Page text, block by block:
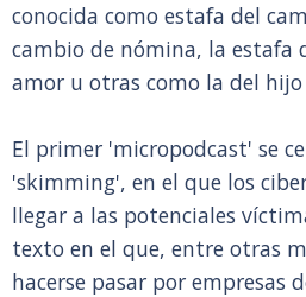
conocida como estafa del
cambio de nómina, la estafa
amor u otras como la del hijo
El primer 'micropodcast' se
'skimming', en el que los
llegar a las potenciales
texto en el que, entre otras
hacerse pasar por empresas